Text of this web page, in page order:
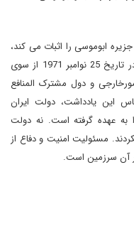
ابوموسی را اثبات می کند،
وجود ضمیمه ای به تفاهم نامه فوق است که در تاریخ 25 نوامبر 1971 از سوی
و دول مشترک المنافع
این یادداشت، دولت ایران
به عهده گرفته است. نه دولت
مسئولیت امنیت و دفاع از
آن سرزمین است.